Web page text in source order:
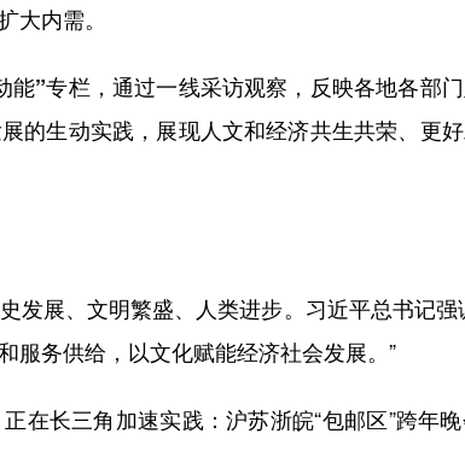
大内需。
”专栏，通过一线采访观察，反映各地各部
的生动实践，展现人文和经济共生共荣、更
展、文明繁盛、人类进步。习近平总书记强
服务供给，以文化赋能经济社会发展。”
长三角加速实践：沪苏浙皖“包邮区”跨年